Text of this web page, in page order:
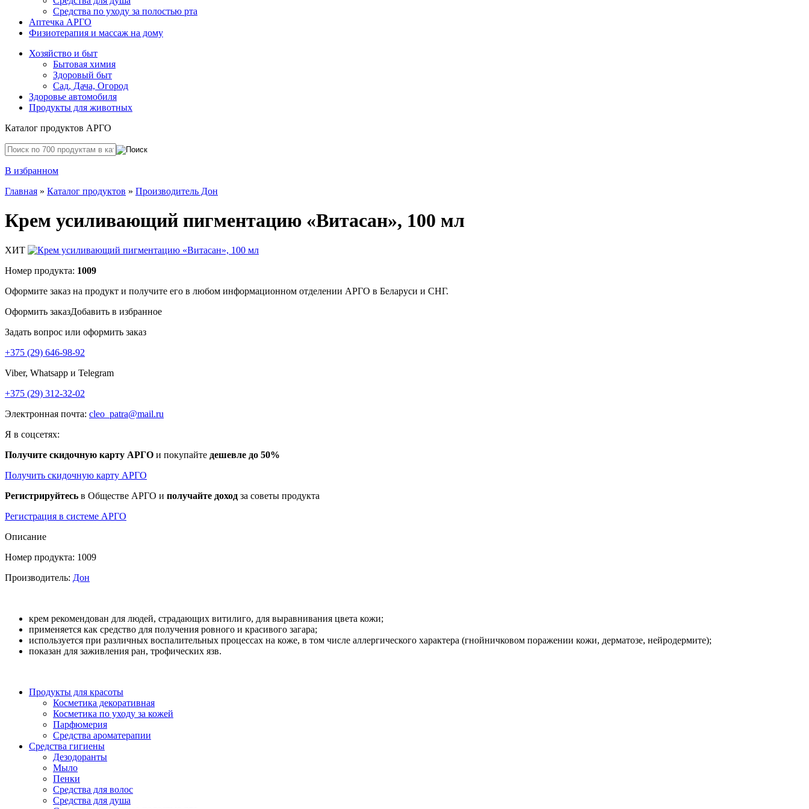
Средства по уходу за полостью рта
Аптечка АРГО
Физиотерапия и массаж на дому
Хозяйство и быт
Бытовая химия
Здоровый быт
Сад, Дача, Огород
Здоровье автомобиля
Продукты для животных
Каталог продуктов АРГО
В избранном
Главная » Каталог продуктов » Производитель Дон
Крем усиливающий пигментацию «Витасан», 100 мл
ХИТ
Номер продукта: 1009
Оформите заказ на продукт и получите его в любом информационном отделении АРГО в Беларуси и СНГ.
Оформить заказДобавить в избранное
Задать вопрос или оформить заказ
+375 (29) 646-98-92
Viber, Whatsapp и Telegram
+375 (29) 312-32-02
Электронная почта: cleo_patra@mail.ru
Я в соцсетях:
Получите скидочную карту АРГО и покупайте дешевле до 50%
Получить скидочную карту АРГО
Регистрируйтесь в Обществе АРГО и получайте доход за советы продукта
Регистрация в системе АРГО
Описание
Номер продукта: 1009
Производитель: Дон
крем рекомендован для людей, страдающих витилиго, для выравнивания цвета кожи;
применяется как средство для получения ровного и красивого загара;
используется при различных воспалительных процессах на коже, в том числе аллергического характера (гнойничковом поражении кожи, дерматозе, нейродермите);
показан для заживления ран, трофических язв.
Продукты для красоты
Косметика декоративная
Косметика по уходу за кожей
Парфюмерия
Средства ароматерапии
Средства гигиены
Дезодоранты
Мыло
Пенки
Средства для волос
Средства для душа